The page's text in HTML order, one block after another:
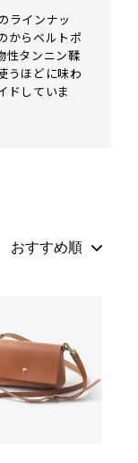
ラインナッ
からベルトポ
性タンニン鞣
うほどに味わ
ドしていま